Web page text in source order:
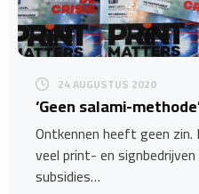
24 AUGUSTUS 2020
‘Geen salami-
Ontkennen heeft geen
veel print- en
subsidies…